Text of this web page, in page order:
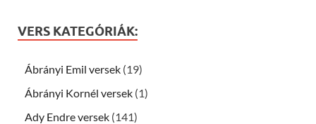
VERS KATEGÓRIÁK:
Ábrányi Emil versek (19)
Ábrányi Kornél versek (1)
Ady Endre versek (141)